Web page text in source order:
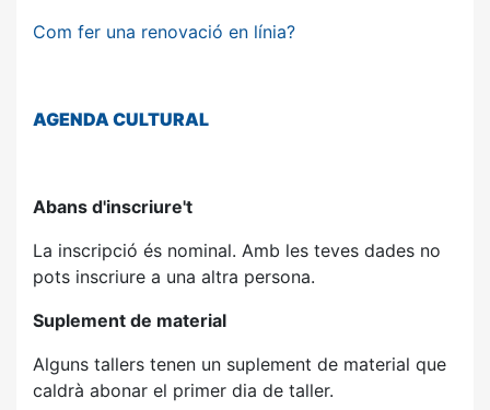
Com fer una renovació en línia?
AGENDACULTURAL
Abans d'inscriure't
La inscripció és nominal. Amb les teves dades no
pots inscriure a una altra persona.
Suplement de material
Alguns tallers tenen un suplement de material que
caldrà abonar el primer dia de taller.